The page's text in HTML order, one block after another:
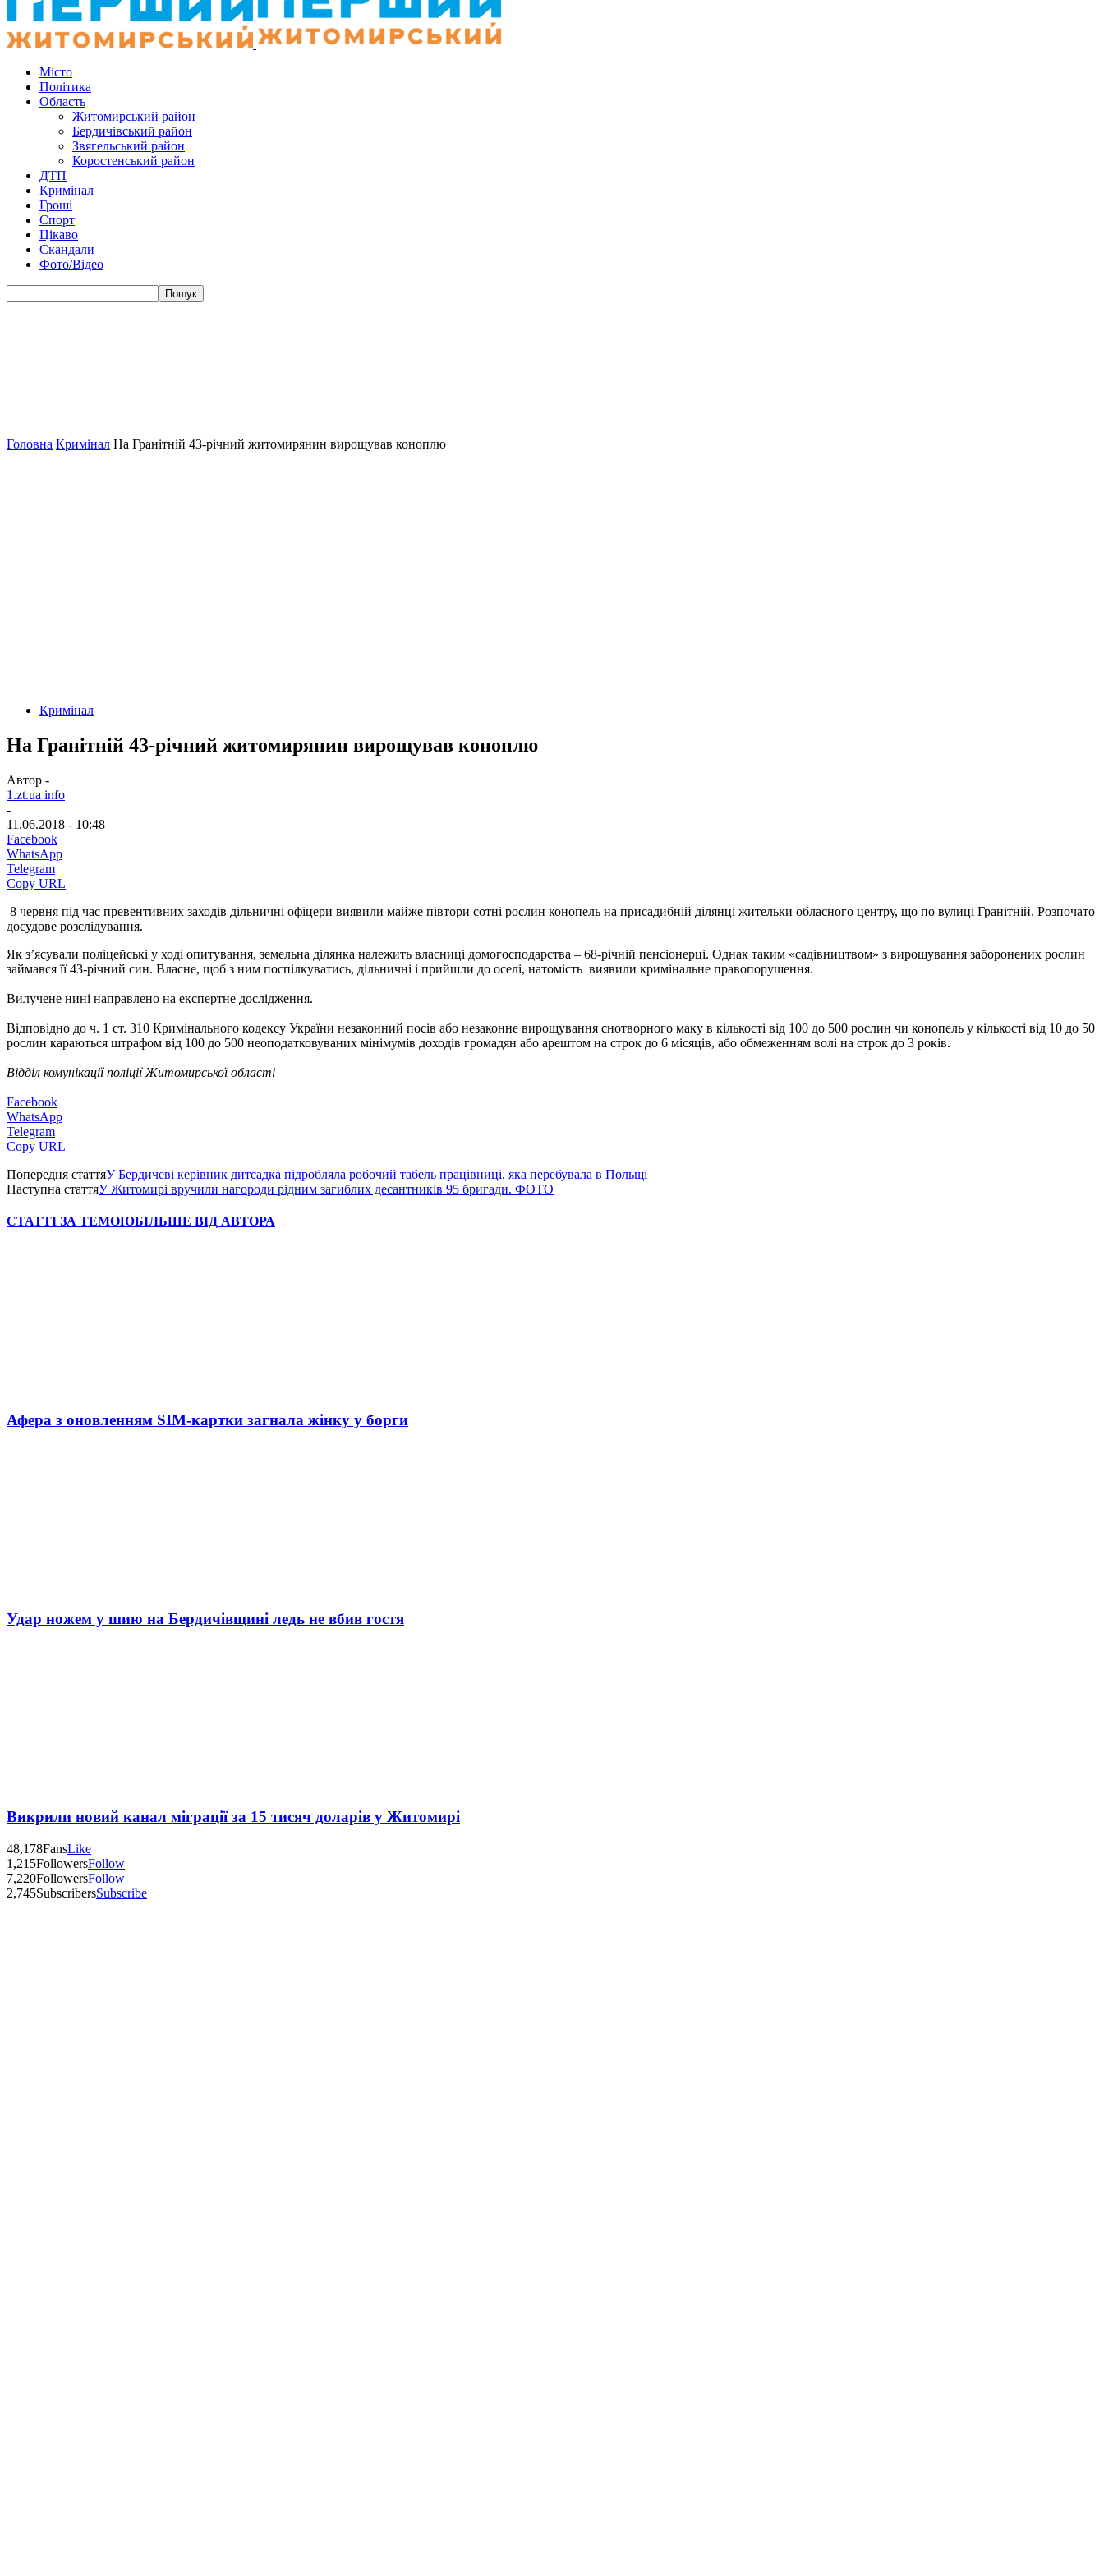
Місто
Політика
Область
Житомирський район
Бердичівський район
Звягельський район
Коростенський район
ДТП
Кримінал
Гроші
Спорт
Цікаво
Скандали
Фото/Відео
Головна Кримінал На Гранітній 43-річний житомирянин вирощував коноплю
Кримінал
На Гранітній 43-річний житомирянин вирощував коноплю
Автор -
1.zt.ua info
-
11.06.2018 - 10:48
Facebook
WhatsApp
Telegram
Copy URL
8 червня під час превентивних заходів дільничні офіцери виявили майже півтори сотні рослин конопель на присадибній ділянці жительки обласного центру, що по вулиці Гранітній. Розпочато
досудове розслідування.
Як з’ясували поліцейські у ході опитування, земельна ділянка належить власниці домогосподарства – 68-річній пенсіонерці. Однак таким «садівництвом» з вирощування заборонених рослин
займався її 43-річний син. Власне, щоб з ним поспілкуватись, дільничні і прийшли до оселі, натомість виявили кримінальне правопорушення.
Вилучене нині направлено на експертне дослідження.
Відповідно до ч. 1 ст. 310 Кримінального кодексу України незаконний посів або незаконне вирощування снотворного маку в кількості від 100 до 500 рослин чи конопель у кількості від 10 до 50
рослин караються штрафом від 100 до 500 неоподатковуваних мінімумів доходів громадян або арештом на строк до 6 місяців, або обмеженням волі на строк до 3 років.
Відділ комунікації поліції Житомирської області
Facebook
WhatsApp
Telegram
Copy URL
Попередня статтяУ Бердичеві керівник дитсадка підробляла робочий табель працівниці, яка перебувала в Польщі
Наступна статтяУ Житомирі вручили нагороди рідним загиблих десантників 95 бригади. ФОТО
СТАТТІ ЗА ТЕМОЮБІЛЬШЕ ВІД АВТОРА
Афера з оновленням SIM-картки загнала жінку у борги
Удар ножем у шию на Бердичівщині ледь не вбив гостя
Викрили новий канал міграції за 15 тисяч доларів у Житомирі
48,178FansLike
1,215FollowersFollow
7,220FollowersFollow
2,745SubscribersSubscribe